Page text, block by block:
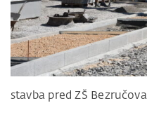
stavba pred ZŠ Bezručova